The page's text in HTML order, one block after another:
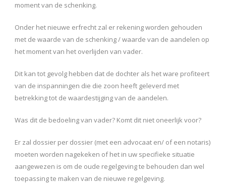
moment van de schenking.
Onder het nieuwe erfrecht zal er rekening worden gehouden
met de waarde van de schenking / waarde van de aandelen op
het moment van het overlijden van vader.
Dit kan tot gevolg hebben dat de dochter als het ware profiteert
van de inspanningen die die zoon heeft geleverd met
betrekking tot de waardestijging van de aandelen.
Was dit de bedoeling van vader? Komt dit niet oneerlijk voor?
Er zal dossier per dossier (met een advocaat en/ of een notaris)
moeten worden nagekeken of het in uw specifieke situatie
aangewezen is om de oude regelgeving te behouden dan wel
toepassing te maken van de nieuwe regelgeving.